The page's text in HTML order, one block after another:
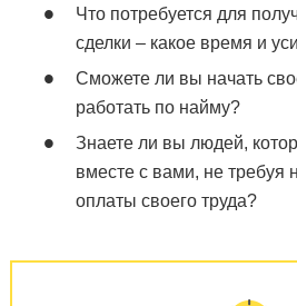
Что потребуется для
сделки – какое время и
Сможете ли вы начать
работать по найму?
Знаете ли вы людей,
вместе с вами, не требуя
оплаты своего труда?